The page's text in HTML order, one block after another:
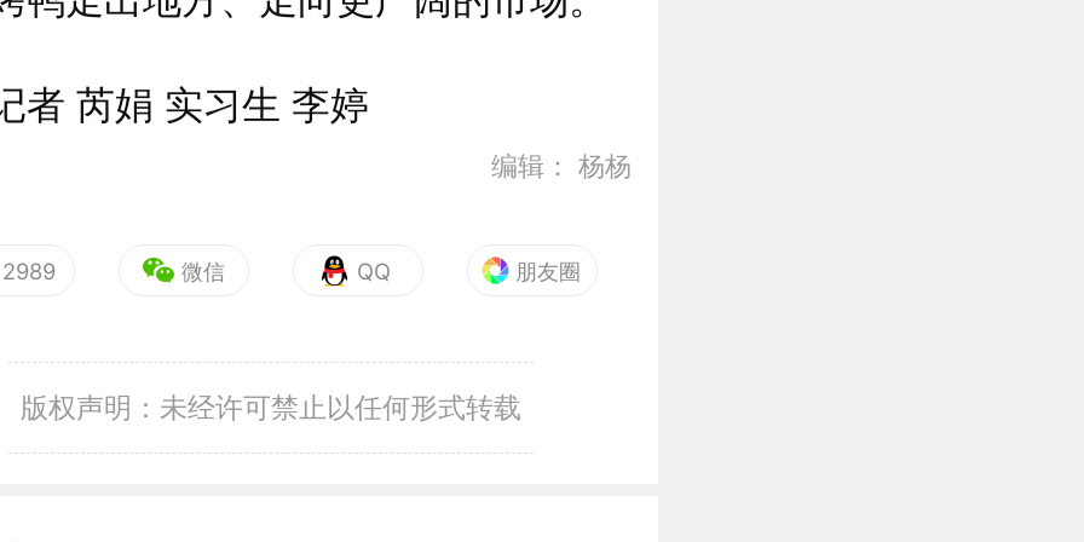
芮娟 实习生 李婷
编辑：杨杨
2989 微信 QQ 朋友圈
版权声明：未经许可禁止以任何形式转载